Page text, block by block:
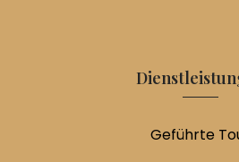
Geführte